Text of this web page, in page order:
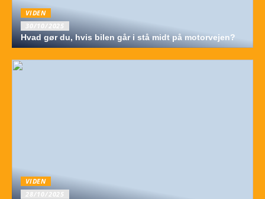
VIDEN
30/10/2025
Hvad gør du, hvis bilen går i stå midt på motorvejen?
VIDEN
28/10/2025